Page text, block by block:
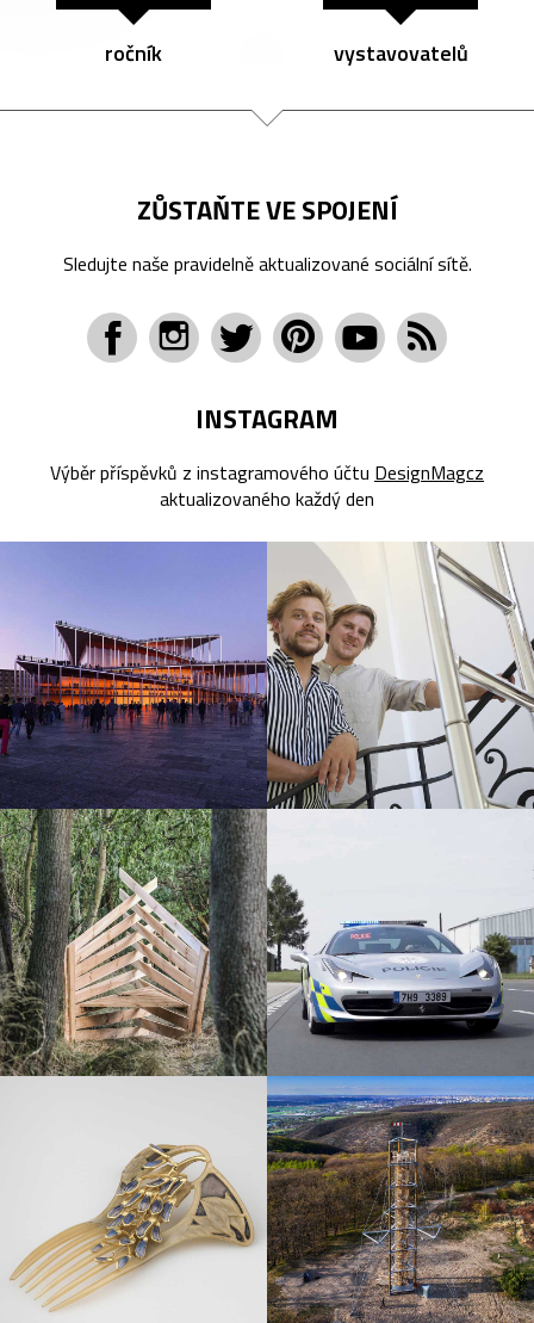
ročník vystavovatelů
ZŮSTAŇTE VE SPOJENÍ
Sledujte naše pravidelně aktualizované sociální sítě.
INSTAGRAM
Výběr příspěvků z instagramového účtu DesignMagcz
aktualizovaného každý den